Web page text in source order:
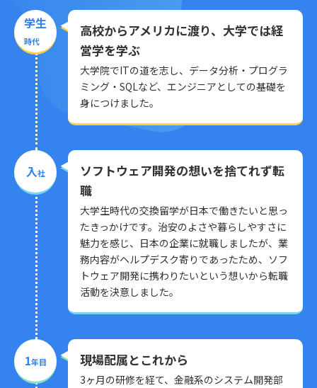
学生
時代
高校からアメリカに渡り、大学では経
営学を学ぶ
大学院でITの道を志し、データ分析・プログラ
ミング・SQLなど、エンジニアとしての基礎を
身につけました。
入社
ソフトウェア開発の想いを捨てれず転
職
大学生時代の交換留学が日本で働きたいと思っ
たきっかけです。治安のよさや暮らしやすさに
魅力を感じ、日本の企業に就職しましたが、業
務内容がヘルプデスク寄りであったため、ソフ
トウェア開発に携わりたいという想いから転職
活動を決意しました。
1年目 現場配属とこれから
3ヶ月の研修を経て、金融系のシステム開発部